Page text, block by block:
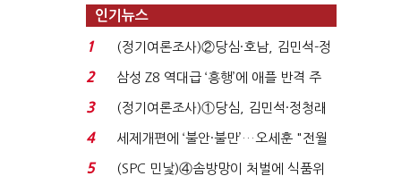
인기뉴스
1
(정기여론조사)②당심·호남, 김민석-정
청래 '초접전'...
2
삼성 Z8 역대급 ‘흥행’에 애플 반격 주
목…9월 ‘폴...
3
(정기여론조사)①당심, 김민석·정청래
'초접전'…대통령 ...
4
세제개편에 ‘불안·불만’…오세훈 "전월
세 구하기 더 ...
5
(SPC 민낯)④솜방망이 처벌에 식품위